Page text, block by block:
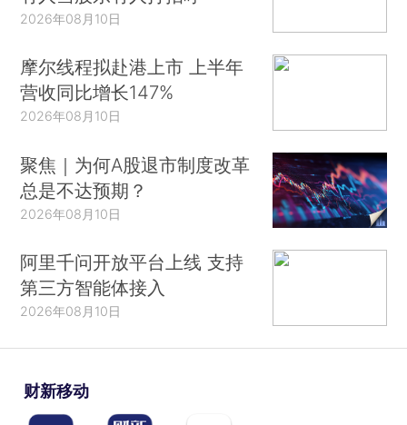
2026年08月10日
摩尔线程拟赴港上市 上半年
营收同比增长147%
2026年08月10日
聚焦｜为何A股退市制度改革
总是不达预期？
2026年08月10日
阿里千问开放平台上线 支持
第三方智能体接入
2026年08月10日
财新移动